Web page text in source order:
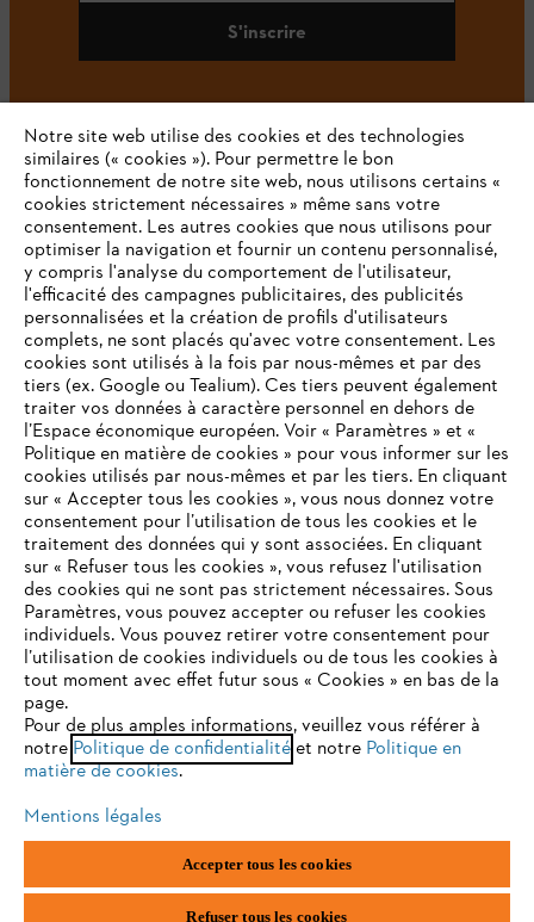
S'inscrire
#STIHL
L'Entreprise
STIHL FAQ
Contact
Politique de protection des données
Mentions légales Utilisation des cookies
ANDREAS STIHL NV, Veurtstraat 117, 2870 Puurs-Sint-Amands,
België/Belgique
VAT Number: BE 0427.714.768
VOTRE NAVIGATEUR INTERNET
N'EST PLUS PRIS EN CHARGE
Vous utilisez un navigateur Internet que nous ne prenons plus
en charge, et certaines fonctionnalités de notre site ne
peuvent fonctionner correctement. Pour une utilisation
optimale de notre site, nous vous recommandons de passer à
l'un des navigateurs suivants :
firefox chrome
edge
Notre site web utilise des cookies et des technologies
similaires (« cookies »). Pour permettre le bon
fonctionnement de notre site web, nous utilisons certains «
cookies strictement nécessaires » même sans votre
consentement. Les autres cookies que nous utilisons pour
optimiser la navigation et fournir un contenu personnalisé,
y compris l'analyse du comportement de l'utilisateur,
l'efficacité des campagnes publicitaires, des publicités
personnalisées et la création de profils d'utilisateurs
complets, ne sont placés qu'avec votre consentement. Les
cookies sont utilisés à la fois par nous-mêmes et par des
tiers (ex. Google ou Tealium). Ces tiers peuvent également
traiter vos données à caractère personnel en dehors de
l’Espace économique européen. Voir « Paramètres » et «
Politique en matière de cookies » pour vous informer sur les
cookies utilisés par nous-mêmes et par les tiers. En cliquant
sur « Accepter tous les cookies », vous nous donnez votre
consentement pour l’utilisation de tous les cookies et le
traitement des données qui y sont associées. En cliquant
sur « Refuser tous les cookies », vous refusez l'utilisation
des cookies qui ne sont pas strictement nécessaires. Sous
Paramètres, vous pouvez accepter ou refuser les cookies
individuels. Vous pouvez retirer votre consentement pour
l’utilisation de cookies individuels ou de tous les cookies à
tout moment avec effet futur sous « Cookies » en bas de la
page.
Pour de plus amples informations, veuillez vous référer à
notre Politique de confidentialitéet notre Politique en
matière de cookies.
Mentions légales
Accepter tous les cookies
Refuser tous les cookies